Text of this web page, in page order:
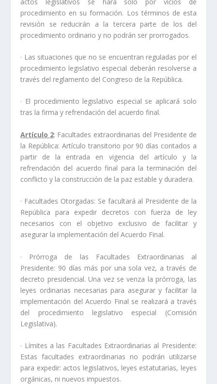
procedimiento en su formación. Los términos de esta
revisión se reducirán a la tercera parte de los del
procedimiento ordinario y no podrán ser prorrogados.
· Las situaciones que no se encuentran reguladas por el
procedimiento legislativo especial deberán resolverse a
través del reglamento del Congreso de la República.
· El procedimiento legislativo especial se aplicará solo
tras la firma y refrendación del acuerdo final.
Artículo 2: Facultades extraordinarias del Presidente de
la República: Artículo transitorio por 90 días contados a
partir de la entrada en vigencia del artículo y la
refrendación del acuerdo final para la terminación del
conflicto y la construcción de la paz estable y duradera.
· Facultades Otorgadas: Se facultará al Presidente de la
República para expedir decretos con fuerza de ley
necesarios con el objetivo exclusivo de facilitar y
asegurar la implementación del Acuerdo Final.
· Prórroga de las Facultades Extraordinarias al
Presidente: 90 días más por una sola vez, a través de
decreto presidencial. Una vez se venza la prórroga, las
leyes ordinarias necesarias para asegurar y facilitar la
implementación del Acuerdo Final se realizará a través
del procedimiento legislativo especial (Comisión
Legislativa).
· Límites a las Facultades Extraordinarias al Presidente:
Estas facultades extraordinarias no podrán utilizarse
para expedir: actos legislativos, leyes estatutarias, leyes
orgánicas, ni nuevos impuestos.